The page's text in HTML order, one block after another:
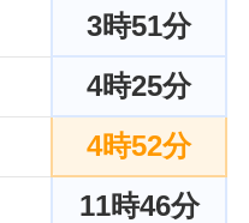
3時51分
4時25分
4時52分
11時46分